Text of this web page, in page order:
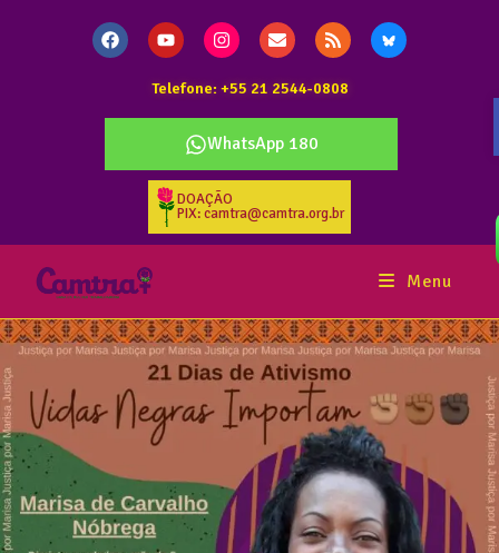
Telefone: +55 21 2544-0808
WhatsApp 180
DOAÇÃO
PIX: camtra@camtra.org.br
Menu